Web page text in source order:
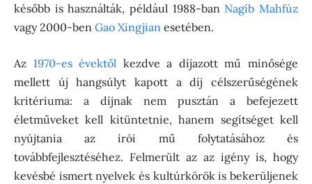
később is használták, például 1988-ban Nagíb Mahfúz
vagy 2000-ben Gao Xingjian esetében.
Az 1970-es évektől kezdve a díjazott mű minősége
mellett új hangsúlyt kapott a díj célszerűségének
kritériuma: a díjnak nem pusztán a befejezett
életműveket kell kitüntetnie, hanem segítséget kell
nyújtania az írói mű folytatásához és
továbbfejlesztéséhez. Felmerült az az igény is, hogy
kevésbé ismert nyelvek és kultúrkörök is bekerüljenek